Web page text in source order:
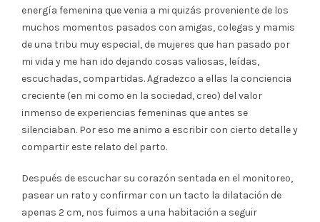
energía femenina que venia a mi quizás proveniente de los
muchos momentos pasados con amigas, colegas y mamis
de una tribu muy especial, de mujeres que han pasado por
mi vida y me han ido dejando cosas valiosas, leídas,
escuchadas, compartidas. Agradezco a ellas la conciencia
creciente (en mi como en la sociedad, creo) del valor
inmenso de experiencias femeninas que antes se
silenciaban. Por eso me animo a escribir con cierto detalle y
compartir este relato del parto.
Después de escuchar su corazón sentada en el monitoreo,
pasear un rato y confirmar con un tacto la dilatación de
apenas 2 cm, nos fuimos a una habitación a seguir